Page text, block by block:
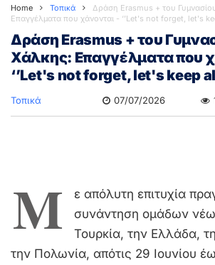
Home Τοπικά
Δράση Erasmus + του
Επαγγέλματα που χάνονται - ‘’Let's not forget, let's
Δράση Erasmus + του
Χάλκης: Επαγγέλματα που
‘’Let's not forget, let's keep
Τοπικά 07/07/2026
Μ
ε απόλυτη επιτυχία
συνάντηση ομάδων
Τουρκία, την Ελλάδα,
την Πολωνία, απότις 29 Ιουνίου